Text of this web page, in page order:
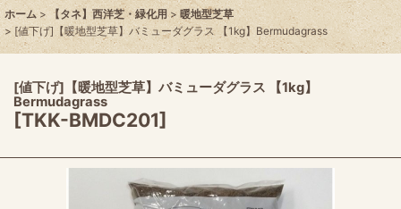
ホーム > 【タネ】西洋芝・緑化用 > 暖地型芝草
> [値下げ]【暖地型芝草】バミューダグラス 【1kg】Bermudagrass
[値下げ]【暖地型芝草】バミューダグラス 【1kg】
Bermudagrass
[TKK-BMDC201]